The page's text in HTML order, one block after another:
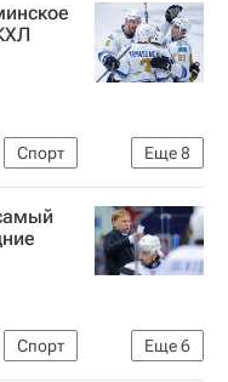
Еще8
Спорт
(Минск)
Еще6
Спорт